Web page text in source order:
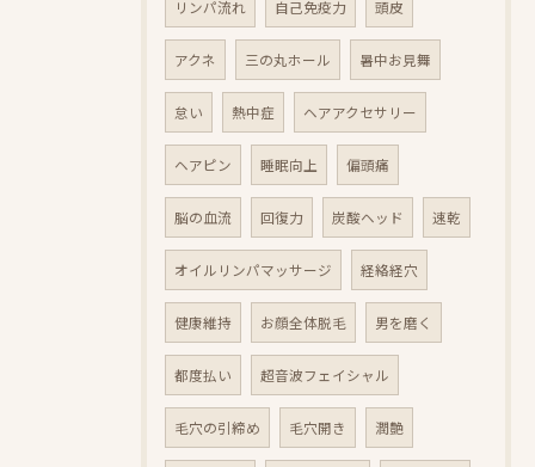
リンパ流れ 自己免疫力 頭皮
アクネ 三の丸ホール 暑中お見舞
怠い 熱中症 ヘアアクセサリー
ヘアピン 睡眠向上 偏頭痛
脳の血流 回復力 炭酸ヘッド 速乾
オイルリンパマッサージ 経絡経穴
健康維持 お顔全体脱毛 男を磨く
都度払い 超音波フェイシャル
毛穴の引締め 毛穴開き 潤艶